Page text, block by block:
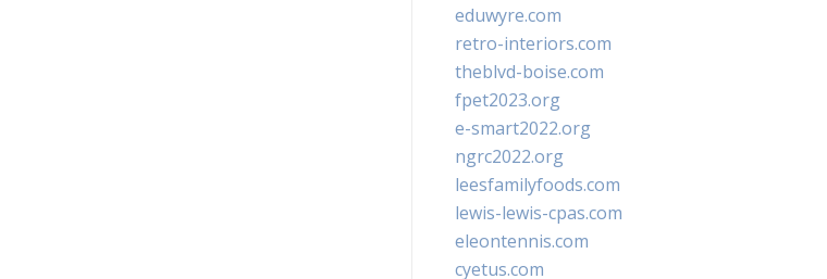
eduwyre.com
retro-interiors.com
theblvd-boise.com
fpet2023.org
e-smart2022.org
ngrc2022.org
leesfamilyfoods.com
lewis-lewis-cpas.com
eleontennis.com
cyetus.com